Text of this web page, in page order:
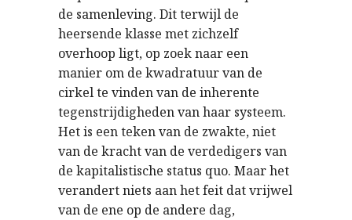
de samenleving. Dit terwijl de
heersende klasse met zichzelf
overhoop ligt, op zoek naar een
manier om de kwadratuur van de
cirkel te vinden van de inherente
tegenstrijdigheden van haar systeem.
Het is een teken van de zwakte, niet
van de kracht van de verdedigers van
de kapitalistische status quo. Maar het
verandert niets aan het feit dat vrijwel
van de ene op de andere dag,